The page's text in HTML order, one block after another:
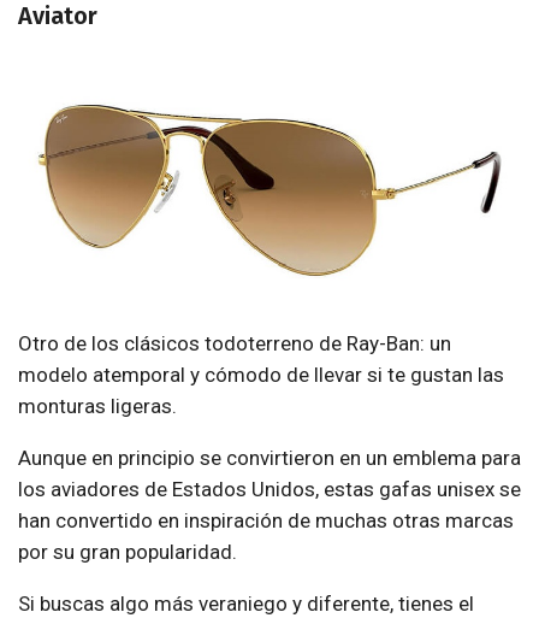
Aviator
Otro de los clásicos todoterreno de Ray-Ban: un
modelo atemporal y cómodo de llevar si te gustan las
monturas ligeras.
Aunque en principio se convirtieron en un emblema para
los aviadores de Estados Unidos, estas gafas unisex se
han convertido en inspiración de muchas otras marcas
por su gran popularidad.
Si buscas algo más veraniego y diferente, tienes el